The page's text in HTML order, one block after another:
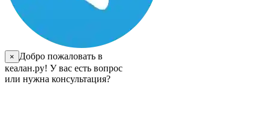
×
Добро пожаловать в
кеалан.ру! У вас есть вопрос
или нужна консультация?